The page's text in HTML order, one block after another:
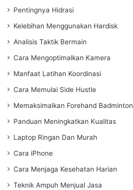
Pentingnya Hidrasi
Kelebihan Menggunakan Hardisk
Analisis Taktik Bermain
Cara Mengoptimalkan Kamera
Manfaat Latihan Koordinasi
Cara Memulai Side Hustle
Memaksimalkan Forehand Badminton
Panduan Meningkatkan Kualitas
Laptop Ringan Dan Murah
Cara iPhone
Cara Menjaga Kesehatan Harian
Teknik Ampuh Menjual Jasa